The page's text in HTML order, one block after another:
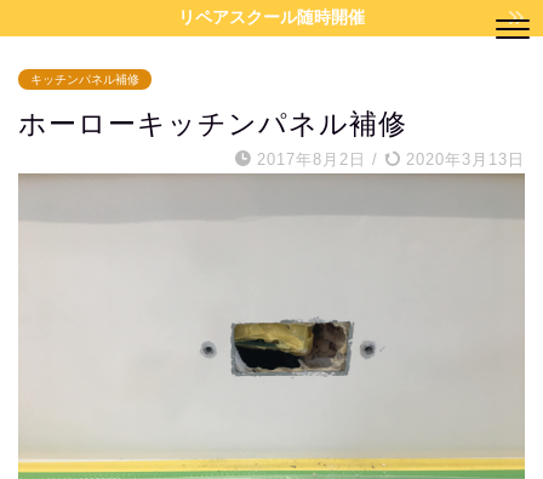
リペアスクール随時開催
キッチンパネル補修
ホーローキッチンパネル補修
2017年8月2日 / 2020年3月13日